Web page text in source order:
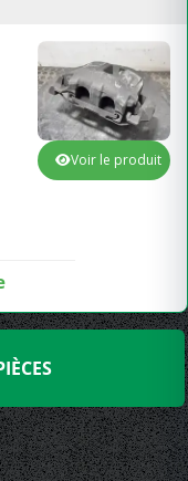
Voir le produit